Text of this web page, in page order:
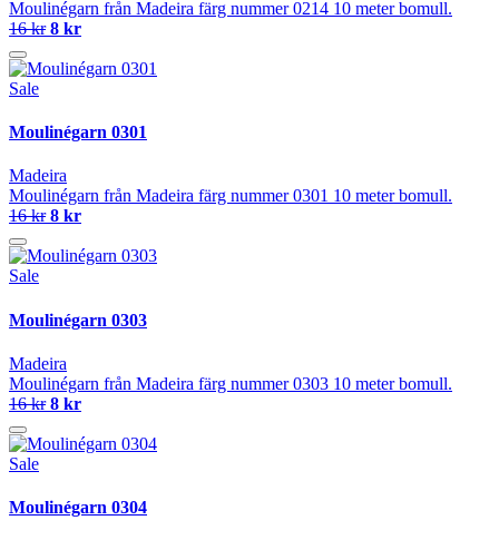
Moulinégarn från Madeira färg nummer 0214 10 meter bomull.
16 kr 8 kr
Sale
Moulinégarn 0301
Madeira
Moulinégarn från Madeira färg nummer 0301 10 meter bomull.
16 kr 8 kr
Sale
Moulinégarn 0303
Madeira
Moulinégarn från Madeira färg nummer 0303 10 meter bomull.
16 kr 8 kr
Sale
Moulinégarn 0304